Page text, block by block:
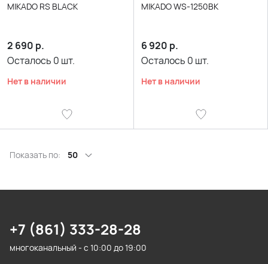
MIKADO RS BLACK
2 690 р.
Осталось 0 шт.
Нет в наличии
MIKADO WS-1250BK
6 920 р.
Осталось 0 шт.
Нет в наличии
Показать по: 50
+7 (861) 333-28-28
многоканальный - с 10:00 до 19:00